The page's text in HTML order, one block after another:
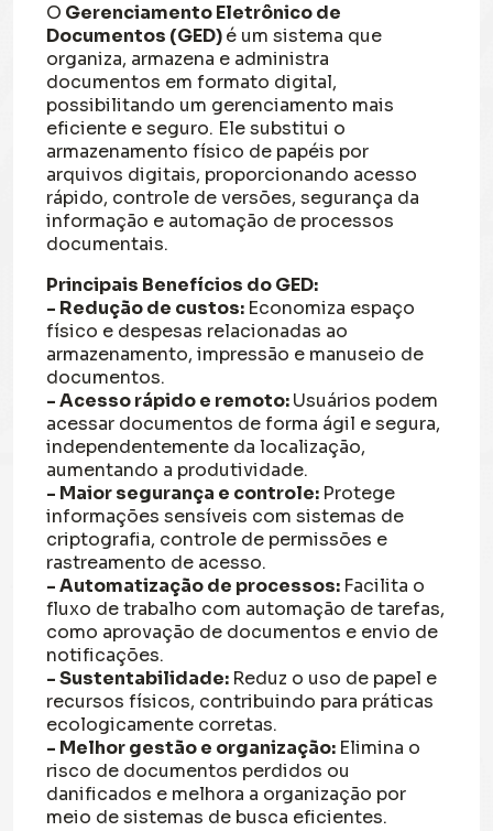
O Gerenciamento Eletrônico de
Documentos (GED)é um sistema que
organiza, armazena e administra
documentos em formato digital,
possibilitando um gerenciamento mais
eficiente e seguro. Ele substitui o
armazenamento físico de papéis por
arquivos digitais, proporcionando acesso
rápido, controle de versões, segurança da
informação e automação de processos
documentais.
Principais Benefícios do GED:
- Redução de custos: Economiza espaço
físico e despesas relacionadas ao
armazenamento, impressão e manuseio de
documentos.
- Acesso rápido e remoto:Usuários podem
acessar documentos de forma ágil e segura,
independentemente da localização,
aumentando a produtividade.
- Maior segurança e controle: Protege
informações sensíveis com sistemas de
criptografia, controle de permissões e
rastreamento de acesso.
- Automatização de processos: Facilita o
fluxo de trabalho com automação de tarefas,
como aprovação de documentos e envio de
notificações.
- Sustentabilidade: Reduz o uso de papel e
recursos físicos, contribuindo para práticas
ecologicamente corretas.
- Melhor gestão e organização: Elimina o
risco de documentos perdidos ou
danificados e melhora a organização por
meio de sistemas de busca eficientes.